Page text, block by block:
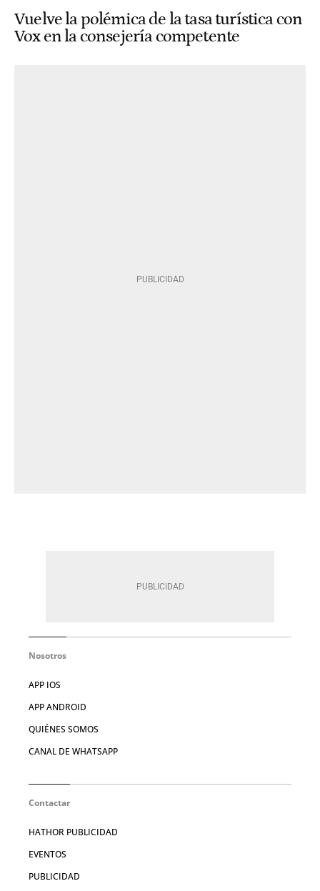
Vuelve la polémica de la tasa turística con
Vox en la consejería competente
Nosotros
APP IOS
APP ANDROID
QUIÉNES SOMOS
CANAL DE WHATSAPP
Contactar
HATHOR PUBLICIDAD
EVENTOS
PUBLICIDAD